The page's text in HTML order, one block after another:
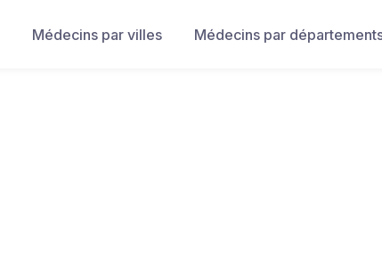
Médecins par villes Médecins par